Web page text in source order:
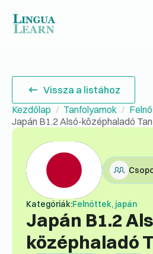
Vissza a listához
Kezdőlap
Tanfolyamok
Japán B1.2 Alsó-középhaladó
Kategóriák:Felnőttek, japán
Japán B1.2
középhaladó